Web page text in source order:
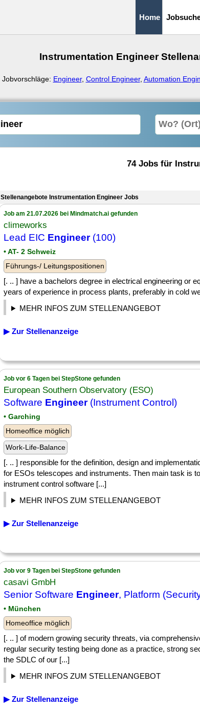
Home
Instrumentation Engineer
Jobvorschläge: Engineer, Control Engineer, Automation
74 Jobs für
Stellenangebote Instrumentation Engineer Jobs
Job am 21.07.2026 bei Mindmatch.ai gefunden
climeworks
Lead EIC Engineer(100)
• AT- 2 Schweiz
Führungs-/ Leitungspositionen
[. .. ] have a bachelors degree in electrical engineering or
years of experience in process plants, preferably in cold
MEHR INFOS ZUM STELLENANGEBOT
▶ Zur Stellenanzeige
Job vor 6 Tagen bei StepStone gefunden
European Southern Observatory (ESO)
Software Engineer(Instrument Control)
• Garching
Homeoffice möglich
Work-Life-Balance
[. .. ] responsible for the definition, design and
for ESOs telescopes and instruments. Then main task is
instrument control software [...]
MEHR INFOS ZUM STELLENANGEBOT
▶ Zur Stellenanzeige
Job vor 9 Tagen bei StepStone gefunden
casavi GmbH
Senior Software Engineer, Platform
• München
Homeoffice möglich
[. .. ] of modern growing security threats, via
regular security testing being done as a practice, strong
the SDLC of our [...]
MEHR INFOS ZUM STELLENANGEBOT
▶ Zur Stellenanzeige